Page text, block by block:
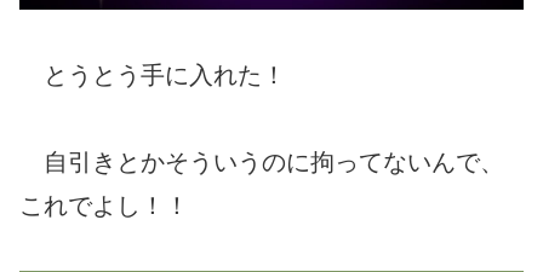
とうとう手に入れた！
自引きとかそういうのに拘ってないんで、
これでよし！！